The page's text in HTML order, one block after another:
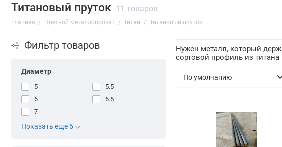
Титановый пруток 11 товаров
Главная Цветной металлопрокат Титан Титановый пруток
Фильтр товаров
Диаметр
5
5.5
6
6.5
7
Показать еще 6
Нужен металл, который
сортовой профиль из